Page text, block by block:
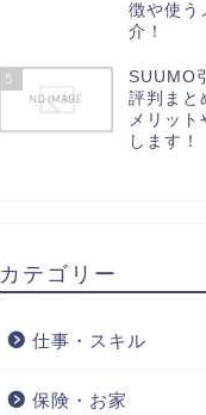
徴や使う
介！
5
SUUMO
評判まと
メリット
します！
カテゴリー
仕事・スキル
保険・お家